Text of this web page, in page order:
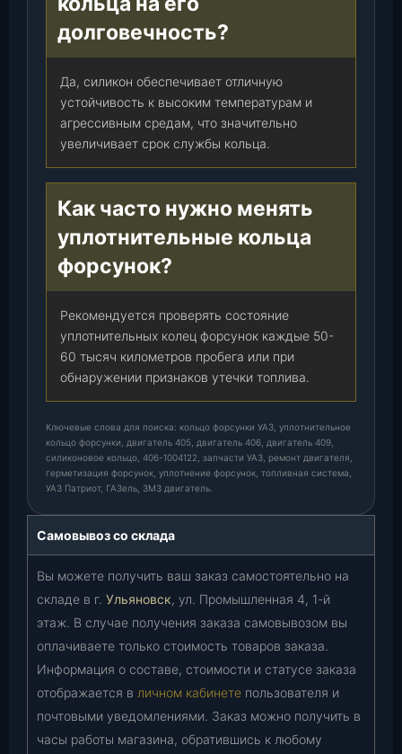
долговечность?
Да, силикон обеспечивает отличную
устойчивость к высоким температурам и
агрессивным средам, что значительно
увеличивает срок службы кольца.
Как часто нужно менять
уплотнительные кольца
форсунок?
Рекомендуется проверять состояние
уплотнительных колец форсунок каждые 50-
60 тысяч километров пробега или при
обнаружении признаков утечки топлива.
Ключевые слова для поиска: кольцо форсунки УАЗ, уплотнительное
кольцо форсунки, двигатель 405, двигатель 406, двигатель 409,
силиконовое кольцо, 406-1004122, запчасти УАЗ, ремонт двигателя,
герметизация форсунок, уплотнение форсунок, топливная система,
УАЗ Патриот, ГАЗель, ЗМЗ двигатель.
Самовывоз со склада
Вы можете получить ваш заказ самостоятельно на
складе в г. Ульяновск, ул. Промышленная 4, 1-й
этаж. В случае получения заказа самовывозом вы
оплачиваете только стоимость товаров заказа.
Информация о составе, стоимости и статусе заказа
отображается в личном кабинете пользователя и
почтовыми уведомлениями. Заказ можно получить в
часы работы магазина, обратившись к любому